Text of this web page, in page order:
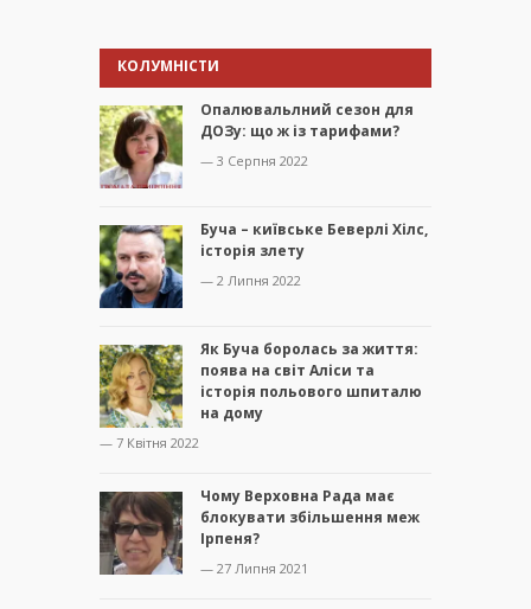
КОЛУМНІСТИ
Опалювальлний сезон для
ДОЗу: що ж із тарифами?
— 3 Серпня 2022
Буча – київське Беверлі Хілс,
історія злету
— 2 Липня 2022
Як Буча боролась за життя:
поява на світ Аліси та
історія польового шпиталю
на дому
— 7 Квітня 2022
Чому Верховна Рада має
блокувати збільшення меж
Ірпеня?
— 27 Липня 2021